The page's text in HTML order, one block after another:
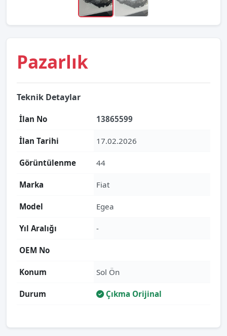
Pazarlık
Teknik Detaylar
İlan No 13865599
İlan Tarihi 17.02.2026
Görüntülenme 44
Marka Fiat
Model Egea
Yıl Aralığı -
OEM No
Konum Sol Ön
Durum Çıkma Orijinal